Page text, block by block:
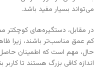
می‌تواند بسیار مفید باشد.
در مقابل، دستگیره‌های کوچکتر
کم عمق مناسب‌تر باشند، زیرا
حال، مهم است که اطمینان
اندازه کافی بزرگ هستند تا کاربر